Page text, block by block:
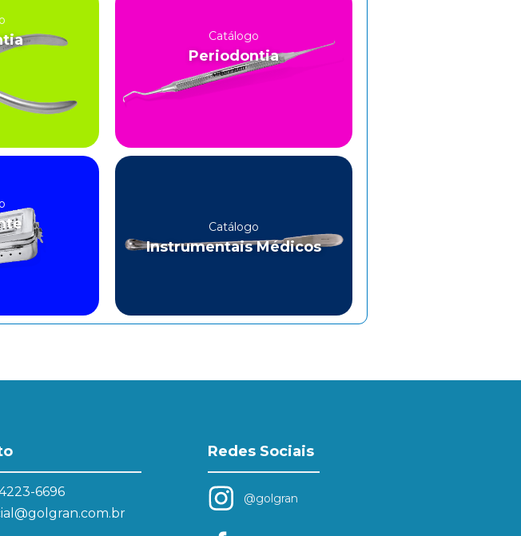
Catálogo
Periodontia
Catálogo
Instrumentais Médicos
4223-6696
Redes Sociais
@golgran